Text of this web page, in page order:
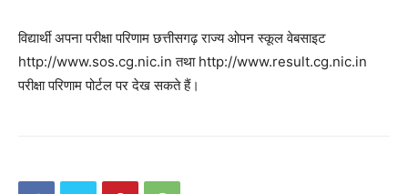
विद्यार्थी अपना परीक्षा परिणाम छत्तीसगढ़ राज्य ओपन स्कूल वेबसाइट
http://www.sos.cg.nic.in तथा http://www.result.cg.nic.in
परीक्षा परिणाम पोर्टल⁠ पर देख सकते हैं।